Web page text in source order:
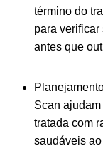
término do
para verificar
antes que
Scan
tratada com
saudáveis ao